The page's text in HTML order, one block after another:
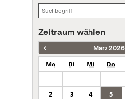
Zeitraum wählen
März 2026
Mo Di Mi Do
2
3 4 5